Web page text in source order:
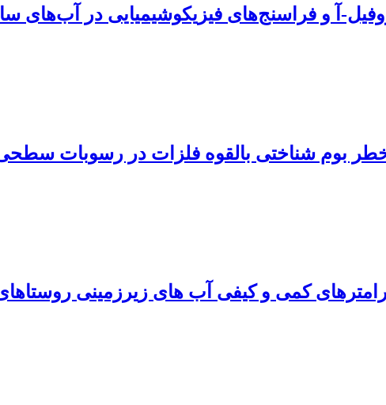
آ و فراسنج‌های فیزیکوشیمیایی در آب‌های
بوم شناختی بالقوه فلزات در رسوبات
کمی و کیفی آب های زیرزمینی